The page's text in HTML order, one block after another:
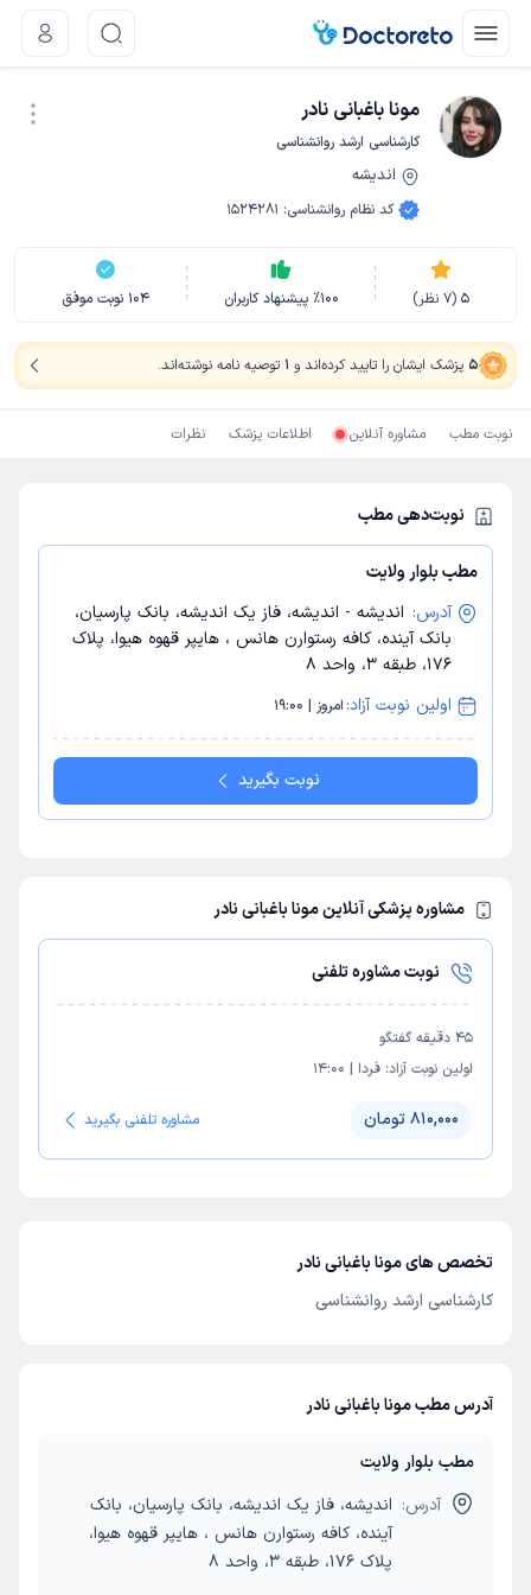
مونا باغبانی نادر
کارشناسی ارشد روانشناسی
اندیشه
کد نظام روانشناسی:
1524281
5
(
7نظر) ٪100 پیشنهاد کاربران 104 نوبت موفق
5 پزشک ایشان را تایید کرده‌اند و 1توصیه نامه نوشته‌اند.
نوبت مطب مشاوره آنلاین اطلاعات پزشک نظرات
نوبت‌دهی مطب
مطب بلوار ولایت
آدرس: اندیشه - اندیشه، فاز یک اندیشه، بانک پارسیان،
بانک آینده، کافه رستوارن هانس ، هایپر قهوه هیوا، پلاک
176، طبقه 3، واحد 8‭
اولین نوبت آزاد: امروز | 19:00
نوبت بگیرید
مشاوره پزشکی آنلاین مونا باغبانی نادر
نوبت مشاوره تلفنی
45 دقیقه گفتگو
اولین نوبت آزاد: فردا |
14:00
810,000 تومان مشاوره تلفنی بگیرید
تخصص های مونا باغبانی نادر
کارشناسی ارشد روانشناسی
آدرس مطب مونا باغبانی نادر
مطب بلوار ولایت
آدرس: اندیشه، فاز یک اندیشه، بانک پارسیان، بانک
آینده، کافه رستوارن هانس ، هایپر قهوه هیوا،
پلاک 176، طبقه 3، واحد 8‭